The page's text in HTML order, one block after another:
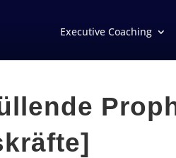
Executive Coaching